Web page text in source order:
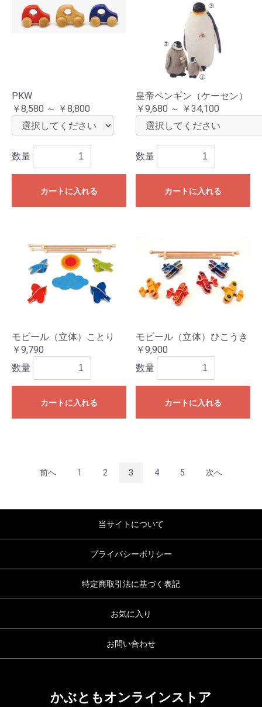
PKW
￥8,580 ～ ￥8,800
数量
カートに入れる
皇帝ペンギン（ケーセン）
￥9,680 ～ ￥34,100
数量
カートに入れる
モビール（立体）ことり
￥9,790
数量
カートに入れる
モビール（立体）ひこうき
￥9,900
数量
カートに入れる
前へ 1 2 3 4 5 次へ
当サイトについて
プライバシーポリシー
特定商取引法に基づく表記
お気に入り
お問い合わせ
かぶともオンラインストア